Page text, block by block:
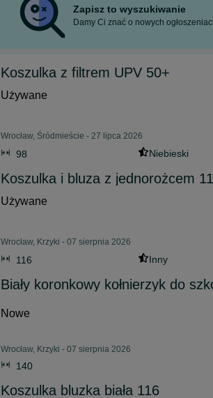
Zapisz to wyszukiwanie
Damy Ci znać o nowych
Koszulka z filtrem UPV 50+
Używane
Wrocław, Śródmieście - 27 lipca 2026
98 Niebieski
Koszulka i bluza z jednorożcem
Używane
Wrocław, Krzyki - 07 sierpnia 2026
116 Inny
Biały koronkowy kołnierzyk do
Nowe
Wrocław, Krzyki - 07 sierpnia 2026
140
Koszulka bluzka biała 116